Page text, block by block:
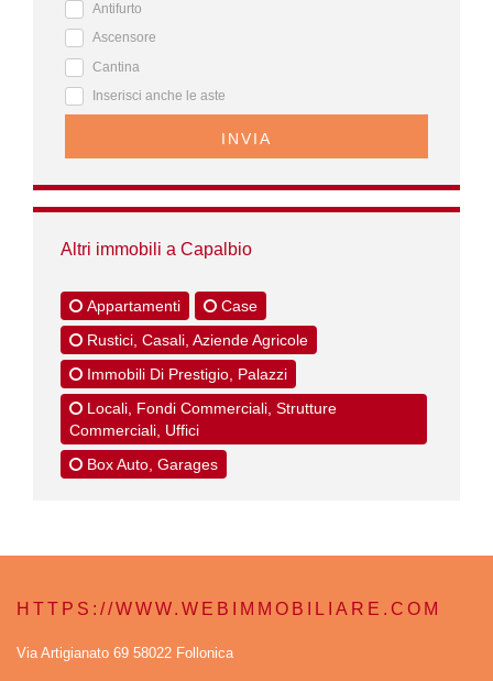
Antifurto
Ascensore
Cantina
Inserisci anche le aste
INVIA
Altri immobili a Capalbio
Appartamenti
Case
Rustici, Casali, Aziende Agricole
Immobili Di Prestigio, Palazzi
Locali, Fondi Commerciali, Strutture
Commerciali, Uffici
Box Auto, Garages
HTTPS://WWW.WEBIMMOBILIARE.COM
Via Artigianato 69 58022 Follonica